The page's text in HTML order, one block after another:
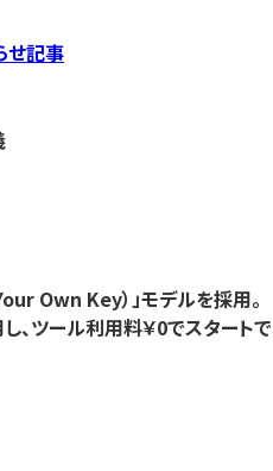
せ記事
Own Key）」モデルを採用。
ツール利用料￥0でスタートで